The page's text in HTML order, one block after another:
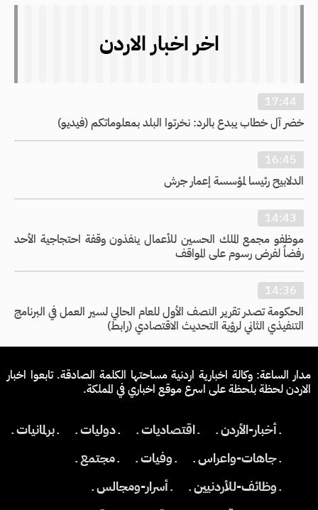
اخر اخبار الاردن
17:44
خضر آل خطاب يبدع بالرد: نخرتوا البلد بمعلوماتكم (فيديو)
16:45
الدلابيح رئيسا لمؤسسة إعمار جرش
14:43
موظفو مجمع الملك الحسين للأعمال ينفذون وقفة احتجاجية الأحد
رفضاً لفرض رسوم على المواقف
14:36
الحكومة تصدر تقرير النصف الأول للعام الحالي لسير العمل في البرنامج
التنفيذي الثاني لرؤية التحديث الاقتصادي (رابط)
مدار الساعة: وكالة اخبارية اردنية مساحتها الكلمة الصادقة. تابعوا اخبار
الاردن لحظة بلحظة على اسرع موقع اخباري في المملكة.
ـ أخبار-الأردن ـ ـ اقتصاديات ـ ـ دوليات ـ
ـ برلمانيات ـ
ـ جاهات-واعراس ـ
ـ وفيات ـ
ـ مجتمع ـ
ـ وظائف-للأردنيين ـ
ـ أسرار-ومجالس ـ